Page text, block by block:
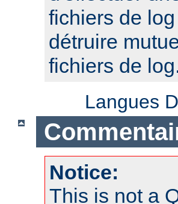
fichiers de
détruire
fichiers de
Langues
Notice:
This is not a